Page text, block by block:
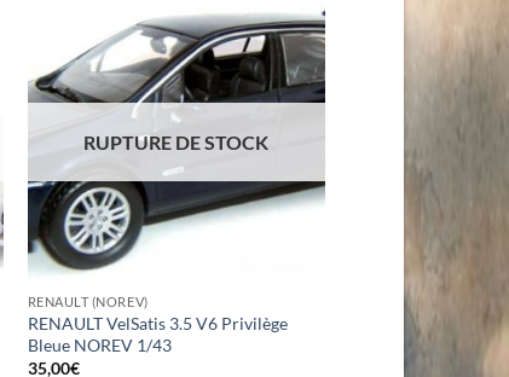
RUPTURE DE STOCK
RENAULT (NOREV)
RENAULT VelSatis 3.5 V6 Privilège
Bleue NOREV 1/43
35,00€